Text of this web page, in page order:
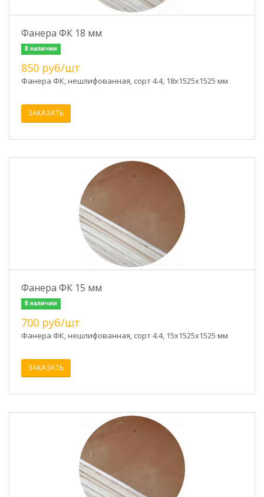
Фанера ФК 18 мм
В наличии
850 руб/шт
Фанера ФК, нешлифованная, сорт 4.4, 18x1525х1525 мм
ЗАКАЗАТЬ
Фанера ФК 15 мм
В наличии
700 руб/шт
Фанера ФК, нешлифованная, сорт 4.4, 15x1525х1525 мм
ЗАКАЗАТЬ